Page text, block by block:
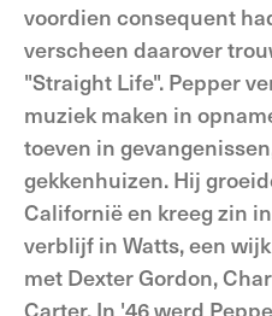
voordien consequent
verscheen daarover
"Straight Life". Pepper
muziek maken in
toeven in
gekkenhuizen. Hij
Californië en kreeg zin
verblijf in Watts, een
met Dexter Gordon,
Carter. In '46 werd